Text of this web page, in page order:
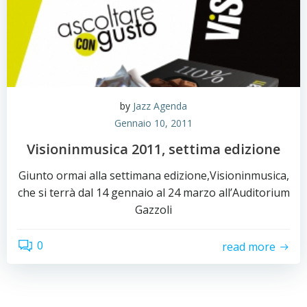
by Jazz Agenda
Gennaio 10, 2011
Visioninmusica 2011, settima edizione
Giunto ormai alla settimana edizione,Visioninmusica,
che si terrà dal 14 gennaio al 24 marzo all’Auditorium
Gazzoli
0 read more